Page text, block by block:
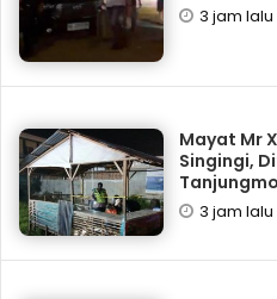
3 jam lalu
Mayat Mr
Singingi,
3 jam lalu